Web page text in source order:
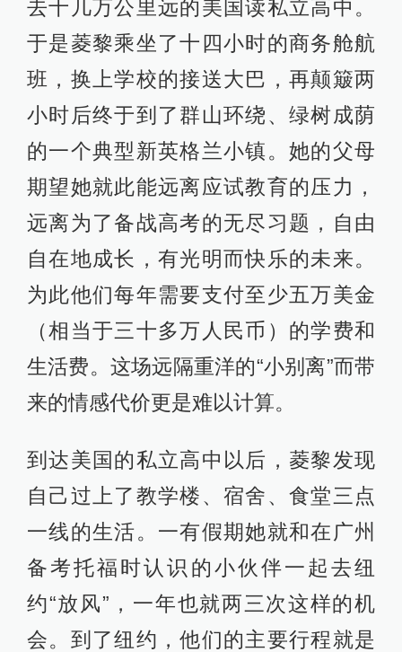
去十几万公里远的美国读私立高中。
于是菱黎乘坐了十四小时的商务舱航
班，换上学校的接送大巴，再颠簸两
小时后终于到了群山环绕、绿树成荫
的一个典型新英格兰小镇。她的父母
期望她就此能远离应试教育的压力，
远离为了备战高考的无尽习题，自由
自在地成长，有光明而快乐的未来。
为此他们每年需要支付至少五万美金
（相当于三十多万人民币）的学费和
生活费。这场远隔重洋的“小别离”而带
来的情感代价更是难以计算。
到达美国的私立高中以后，菱黎发现
自己过上了教学楼、宿舍、食堂三点
一线的生活。一有假期她就和在广州
备考托福时认识的小伙伴一起去纽
约“放风”，一年也就两三次这样的机
会。到了纽约，他们的主要行程就是